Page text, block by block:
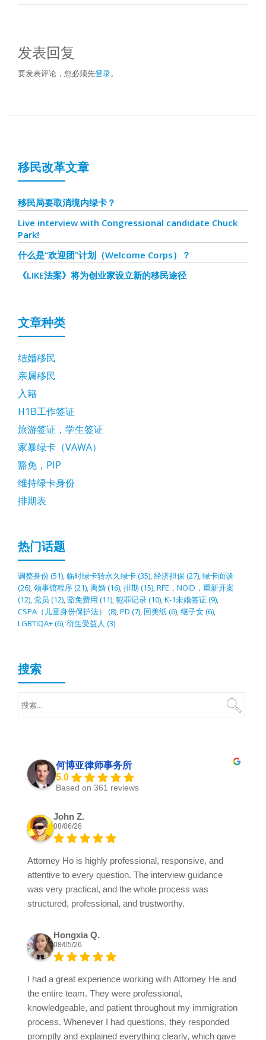
发表回复
要发表评论，您必须先登录。
移民改革文章
移民局要取消境内绿卡？
Live interview with Congressional candidate Chuck
Park!
什么是“欢迎团”计划（Welcome Corps）？
《LIKE法案》将为创业家设立新的移民途径
文章种类
结婚移民
亲属移民
入籍
H1B工作签证
旅游签证，学生签证
家暴绿卡（VAWA）
豁免，PIP
维持绿卡身份
排期表
热门话题
调整身份(51),临时绿卡转永久绿卡(35),经济担保(27),绿卡面谈
(26),领事馆程序(21),离婚(16),排期 (15),RFE，NOID，重新开案
(12), 党员 (12),豁免费用 (11),犯罪记录(10),K-1未婚签证(9),
CSPA（儿童身份保护法）
(8),PD (7), 回美纸(6),继子女(6),
LGBTIQA+(6),衍生受益人 (3)
搜索
何博亚律师事务所
5.0
Based on 361 reviews
John Z.
08/06/26
Attorney Ho is highly professional, responsive, and
attentive to every question. The interview guidance
was very practical, and the whole process was
structured, professional, and trustworthy.
Hongxia Q.
08/05/26
I had a great experience working with Attorney He and
the entire team. They were professional,
knowledgeable, and patient throughout my immigration
process. Whenever I had questions, they responded
promptly and explained everything clearly, which gave